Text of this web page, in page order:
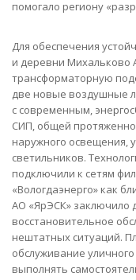
помогало региону
Для обеспечения
и деревни Михальково
трансформаторную
две новые воздушные
с современным,
СИП, общей
наружного освещения,
светильников.
подключили к сетям
«Вологдаэнерго» как
АО «ЯрЭСК» заключило
восстановительное
нештатных ситуаций.
обслуживание
выполнять